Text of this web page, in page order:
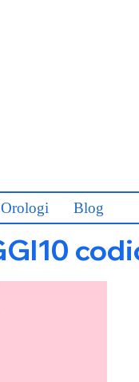
Orologi Blog